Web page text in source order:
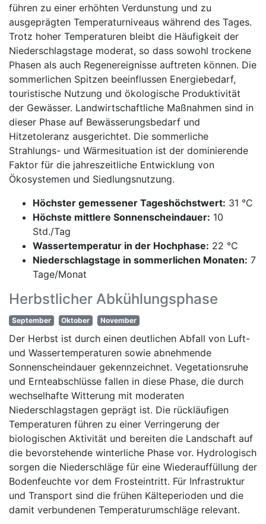
führen zu einer erhöhten Verdunstung und zu
ausgeprägten Temperaturniveaus während des Tages.
Trotz hoher Temperaturen bleibt die Häufigkeit der
Niederschlagstage moderat, so dass sowohl trockene
Phasen als auch Regenereignisse auftreten können. Die
sommerlichen Spitzen beeinflussen Energiebedarf,
touristische Nutzung und ökologische Produktivität
der Gewässer. Landwirtschaftliche Maßnahmen sind in
dieser Phase auf Bewässerungsbedarf und
Hitzetoleranz ausgerichtet. Die sommerliche
Strahlungs- und Wärmesituation ist der dominierende
Faktor für die jahreszeitliche Entwicklung von
Ökosystemen und Siedlungsnutzung.
Höchster gemessener Tageshöchstwert: 31 °C
Höchste mittlere Sonnenscheindauer: 10
Std./Tag
Wassertemperatur in der Hochphase: 22 °C
Niederschlagstage in sommerlichen Monaten: 7
Tage/Monat
Herbstlicher Abkühlungsphase
September Oktober November
Der Herbst ist durch einen deutlichen Abfall von Luft-
und Wassertemperaturen sowie abnehmende
Sonnenscheindauer gekennzeichnet. Vegetationsruhe
und Ernteabschlüsse fallen in diese Phase, die durch
wechselhafte Witterung mit moderaten
Niederschlagstagen geprägt ist. Die rückläufigen
Temperaturen führen zu einer Verringerung der
biologischen Aktivität und bereiten die Landschaft auf
die bevorstehende winterliche Phase vor. Hydrologisch
sorgen die Niederschläge für eine Wiederauffüllung der
Bodenfeuchte vor dem Frosteintritt. Für Infrastruktur
und Transport sind die frühen Kälteperioden und die
damit verbundenen Temperaturumschläge relevant.